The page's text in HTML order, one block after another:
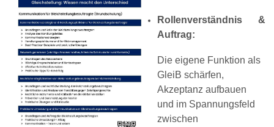
Rollenverständnis &
Auftrag:
Die eigene Funktion als
GleiB schärfen,
Akzeptanz aufbauen
und im Spannungsfeld
zwischen